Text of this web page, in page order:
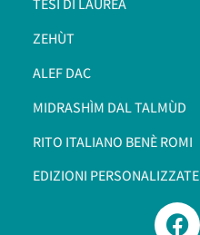
TESI DI LAUREA
ZEHÙT
ALEF DAC
MIDRASHÌM DAL TALMÙD
RITO ITALIANO BENÈ ROMI​
EDIZIONI PERSONALIZZATE